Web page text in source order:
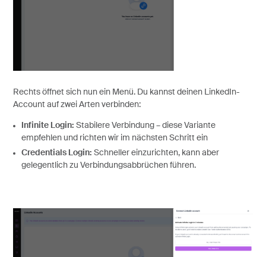
Rechts öffnet sich nun ein Menü. Du kannst deinen LinkedIn-
Account auf zwei Arten verbinden:
Infinite Login: Stabilere Verbindung – diese Variante
empfehlen und richten wir im nächsten Schritt ein
Credentials Login: Schneller einzurichten, kann aber
gelegentlich zu Verbindungsabbrüchen führen.